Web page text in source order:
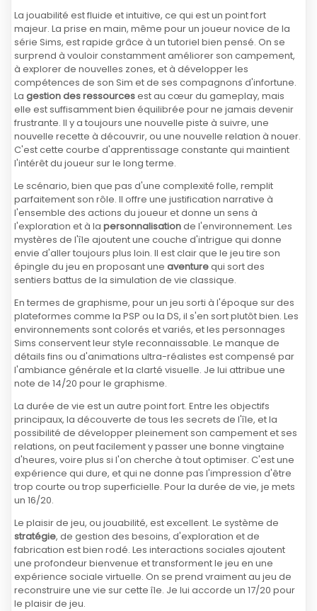
La jouabilité est fluide et intuitive, ce qui est un point fort
majeur. La prise en main, même pour un joueur novice de la
série Sims, est rapide grâce à un tutoriel bien pensé. On se
surprend à vouloir constamment améliorer son campement,
à explorer de nouvelles zones, et à développer les
compétences de son Sim et de ses compagnons d'infortune.
La gestion des ressourcesest au cœur du gameplay, mais
elle est suffisamment bien équilibrée pour ne jamais devenir
frustrante. Il y a toujours une nouvelle piste à suivre, une
nouvelle recette à découvrir, ou une nouvelle relation à nouer.
C'est cette courbe d'apprentissage constante qui maintient
l'intérêt du joueur sur le long terme.
Le scénario, bien que pas d'une complexité folle, remplit
parfaitement son rôle. Il offre une justification narrative à
l'ensemble des actions du joueur et donne un sens à
l'exploration et à la personnalisationde l'environnement. Les
mystères de l'île ajoutent une couche d'intrigue qui donne
envie d'aller toujours plus loin. Il est clair que le jeu tire son
épingle du jeu en proposant une aventurequi sort des
sentiers battus de la simulation de vie classique.
En termes de graphisme, pour un jeu sorti à l'époque sur des
plateformes comme la PSP ou la DS, il s'en sort plutôt bien. Les
environnements sont colorés et variés, et les personnages
Sims conservent leur style reconnaissable. Le manque de
détails fins ou d'animations ultra-réalistes est compensé par
l'ambiance générale et la clarté visuelle. Je lui attribue une
note de 14/20 pour le graphisme.
La durée de vie est un autre point fort. Entre les objectifs
principaux, la découverte de tous les secrets de l'île, et la
possibilité de développer pleinement son campement et ses
relations, on peut facilement y passer une bonne vingtaine
d'heures, voire plus si l'on cherche à tout optimiser. C'est une
expérience qui dure, et qui ne donne pas l'impression d'être
trop courte ou trop superficielle. Pour la durée de vie, je mets
un 16/20.
Le plaisir de jeu, ou jouabilité, est excellent. Le système de
stratégie, de gestion des besoins, d'exploration et de
fabrication est bien rodé. Les interactions sociales ajoutent
une profondeur bienvenue et transforment le jeu en une
expérience sociale virtuelle. On se prend vraiment au jeu de
reconstruire une vie sur cette île. Je lui accorde un 17/20 pour
le plaisir de jeu.